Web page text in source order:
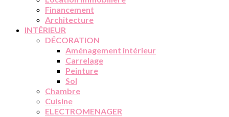
Financement
Architecture
INTÉRIEUR
DÉCORATION
Aménagement intérieur
Carrelage
Peinture
Sol
Chambre
Cuisine
ELECTROMENAGER